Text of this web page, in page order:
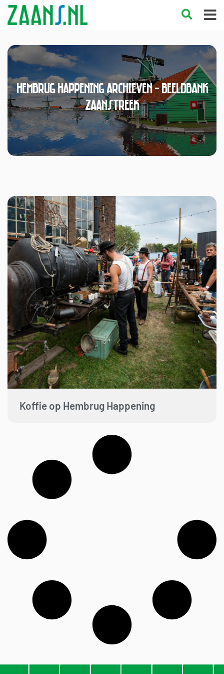
Hembrug Happening Archieven - Beeldbank
Zaanstreek
Koffie op Hembrug Happening